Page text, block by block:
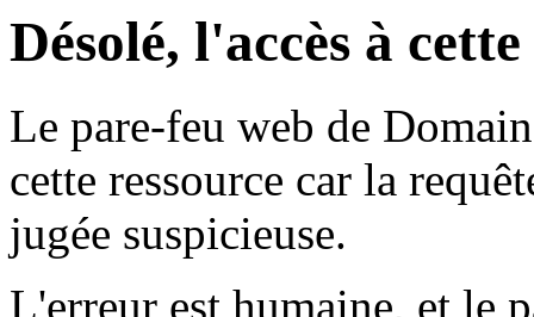
Désolé, l'accès à
Le pare-feu web de
cette ressource car la
jugée suspicieuse.
L'erreur est humaine, et le